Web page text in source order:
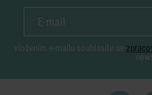
vložením e-mailu souhlasíte se